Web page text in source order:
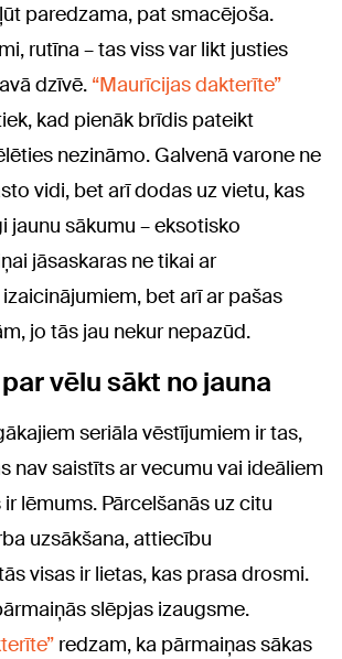
paredzama, pat smacējoša.
rutīna – tas viss var likt justies
dzīvē. “Maurīcijas dakterīte”
kad pienāk brīdis pateikt
nezināmo. Galvenā varone ne
vidi, bet arī dodas uz vietu, kas
jaunu sākumu – eksotisko
jāsaskaras ne tikai ar
bet arī ar pašas
jo tās jau nekur nepazūd.
vēlu sākt no jauna
seriāla vēstījumiem ir tas,
nav saistīts ar vecumu vai ideāliem
lēmums. Pārcelšanās uz citu
uzsākšana, attiecību
visas ir lietas, kas prasa drosmi.
slēpjas izaugsme.
redzam, ka pārmaiņas sākas